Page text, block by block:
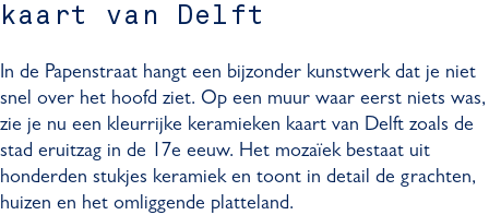
kaart van Delft
In de Papenstraat hangt een bijzonder kunstwerk dat je niet
snel over het hoofd ziet. Op een muur waar eerst niets was,
zie je nu een kleurrijke keramieken kaart van Delft zoals de
stad eruitzag in de 17e eeuw. Het mozaïek bestaat uit
honderden stukjes keramiek en toont in detail de grachten,
huizen en het omliggende platteland.